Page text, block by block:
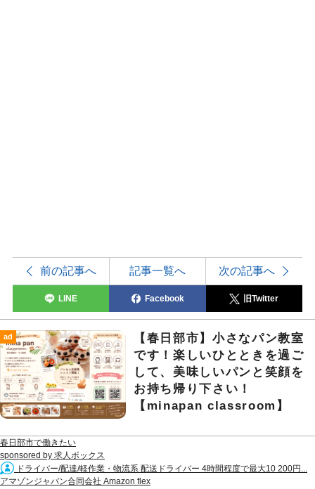
前の記事へ 記事一覧へ 次の記事へ
LINE Facebook 旧Twitter
ad
【春日部市】小さなパン教室
です！楽しいひとときを過ご
して、美味しいパンと笑顔を
お持ち帰り下さい！
【minapan classroom】
春日部市で働きたい
sponsored by 求人ボックス
ドライバー/配達/軽作業・物流系 配送ドライバー 4時間程度で最大10 200円...
アマゾンジャパン合同会社 Amazon flex